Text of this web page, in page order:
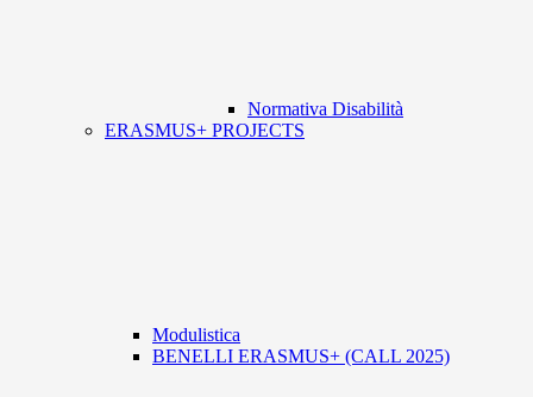
Normativa Disabilità
ERASMUS+ PROJECTS
Modulistica
BENELLI ERASMUS+ (CALL 2025)